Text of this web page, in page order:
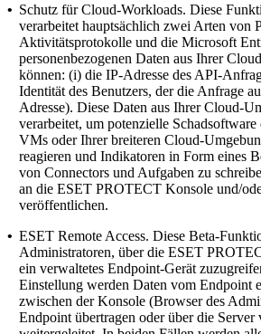
• Schutz für Cloud-Workloads. Diese
verarbeitet hauptsächlich zwei Arten von
Aktivitätsprotokolle und die Microsoft
personenbezogenen Daten aus Ihrer
können: (i) die IP-Adresse des API-
Identität des Benutzers, der die Anfrage
Adresse). Diese Daten aus Ihrer Cloud-
verarbeitet, um potenzielle
VMs oder Ihrer breiteren Cloud-
reagieren und Indikatoren in Form eines
von Connectors und Aufgaben zu
an die ESET PROTECT Konsole und/
veröffentlichen.
• ESET Remote Access. Diese Beta-
Administratoren, über die ESET
ein verwaltetes Endpoint-Gerät
Einstellung werden Daten vom Endpoint
zwischen der Konsole (Browser des
Endpoint übertragen oder über die Server